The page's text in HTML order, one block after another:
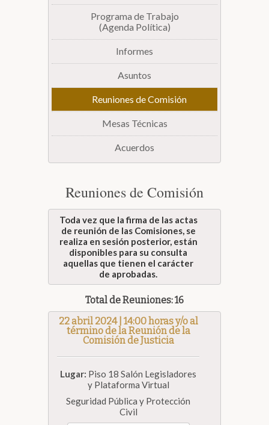
Programa de Trabajo
(Agenda Política)
Informes
Asuntos
Reuniones de Comisión
Mesas Técnicas
Acuerdos
Reuniones de Comisión
Toda vez que la firma de las actas
de reunión de las Comisiones, se
realiza en sesión posterior, están
disponibles para su consulta
aquellas que tienen el carácter
de aprobadas.
Total de Reuniones: 16
22 abril 2024 | 14:00 horas y/o al
término de la Reunión de la
Comisión de Justicia
Lugar: Piso 18 Salón Legisladores
y Plataforma Virtual
Seguridad Pública y Protección
Civil